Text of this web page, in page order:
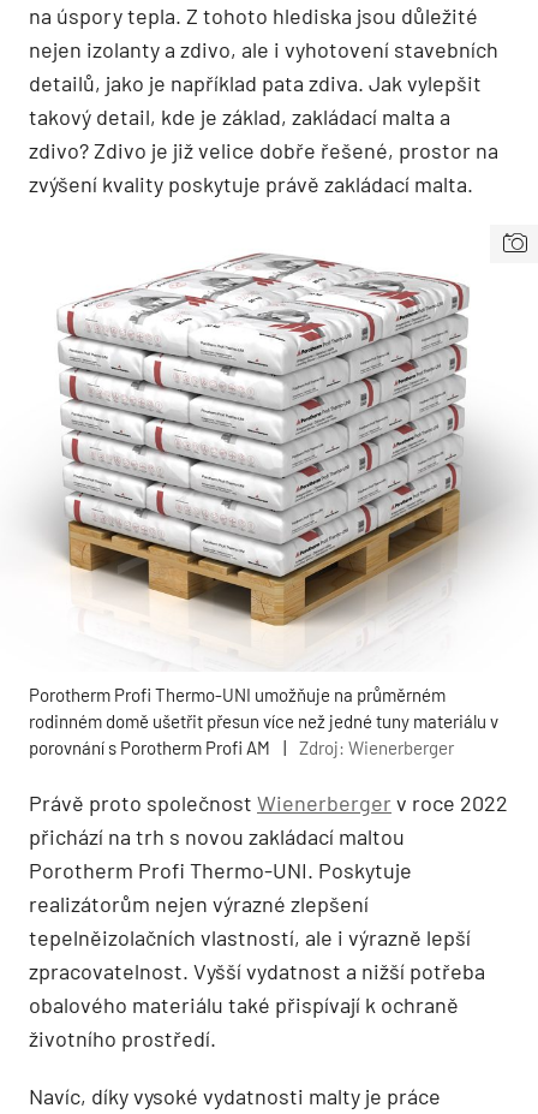
na úspory tepla. Z tohoto hlediska jsou důležité
nejen izolanty a zdivo, ale i vyhotovení stavebních
detailů, jako je například pata zdiva. Jak vylepšit
takový detail, kde je základ, zakládací malta a
zdivo? Zdivo je již velice dobře řešené, prostor na
zvýšení kvality poskytuje právě zakládací malta.
Porotherm Profi Thermo-UNI umožňuje na průměrném
rodinném domě ušetřit přesun více než jedné tuny materiálu v
porovnání s Porotherm Profi AM
| Zdroj: Wienerberger
Právě proto společnost Wienerberger v roce 2022
přichází na trh s novou zakládací maltou
Porotherm Profi Thermo-UNI. Poskytuje
realizátorům nejen výrazné zlepšení
tepelněizolačních vlastností, ale i výrazně lepší
zpracovatelnost. Vyšší vydatnost a nižší potřeba
obalového materiálu také přispívají k ochraně
životního prostředí.
Navíc, díky vysoké vydatnosti malty je práce